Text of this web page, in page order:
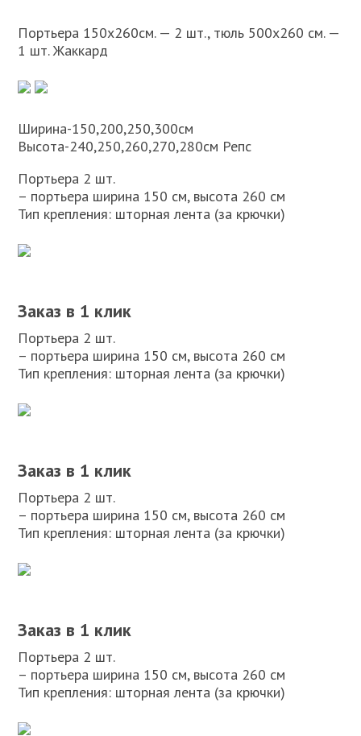
Портьера 150х260см. — 2 шт., тюль 500х260 см. —
1 шт. Жаккард
Ширина-150,200,250,300см
Высота-240,250,260,270,280см Репс
Портьера 2 шт.
– портьера ширина 150 см, высота 260 см
Тип крепления: шторная лента (за крючки)
Заказ в 1 клик
Портьера 2 шт.
– портьера ширина 150 см, высота 260 см
Тип крепления: шторная лента (за крючки)
Заказ в 1 клик
Портьера 2 шт.
– портьера ширина 150 см, высота 260 см
Тип крепления: шторная лента (за крючки)
Заказ в 1 клик
Портьера 2 шт.
– портьера ширина 150 см, высота 260 см
Тип крепления: шторная лента (за крючки)